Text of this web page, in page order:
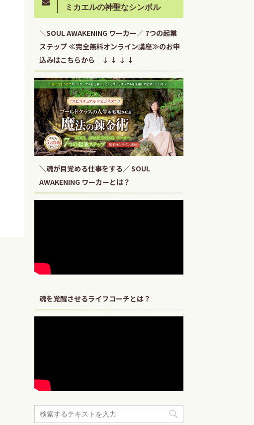
ミカエルの神聖なシンボル
＼SOUL AWAKENING ワーカー／ 7つの起業
ステップ ≪完全無料オンライン講座≫のお申
込みはこちらから ↓ ↓ ↓ ↓
＼魂が目覚める仕事をする／ SOUL
AWAKENING ワーカーとは？
魂を覚醒させるライフコーチとは？